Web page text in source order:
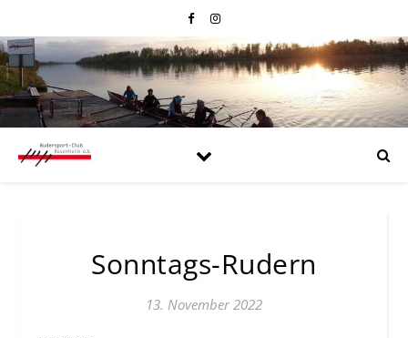
Sonntags-Rudern
13. November 2022